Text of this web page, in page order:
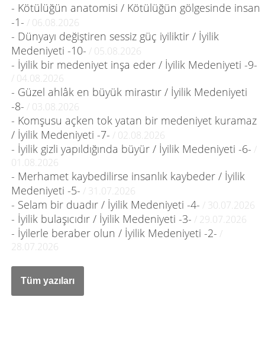
- Kötülüğün anatomisi / Kötülüğün gölgesinde insan
-1- / 06.08.2026
- Dünyayı değiştiren sessiz güç iyiliktir / İyilik
Medeniyeti -10- / 05.08.2026
- İyilik bir medeniyet inşa eder / İyilik Medeniyeti -9-
/ 04.08.2026
- Güzel ahlâk en büyük mirastır / İyilik Medeniyeti
-8- / 03.08.2026
- Komşusu açken tok yatan bir medeniyet kuramaz
/ İyilik Medeniyeti -7- / 02.08.2026
- İyilik gizli yapıldığında büyür / İyilik Medeniyeti -6- /
01.08.2026
- Merhamet kaybedilirse insanlık kaybeder / İyilik
Medeniyeti -5- / 31.07.2026
- Selam bir duadır / İyilik Medeniyeti -4- / 30.07.2026
- İyilik bulaşıcıdır / İyilik Medeniyeti -3- / 29.07.2026
- İyilerle beraber olun / İyilik Medeniyeti -2- /
28.07.2026